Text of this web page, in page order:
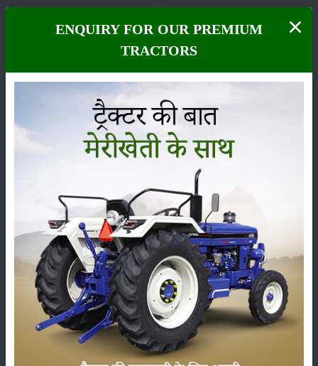
कृषि यंत्र समाचार
सम्पादकीय अन्य
लाड़ली बहना योजना की 36वीं किस्त जारी, करोड़ों महिलाओं के
खातों में पहुंचे 1500 रुपये
16-May-2026
ट्रैक्टर बिक्री में महिंद्रा ने अप्रैल 2026 में दर्ज की 20% से
ENQUIRY FOR OUR PREMIUM
TRACTORS